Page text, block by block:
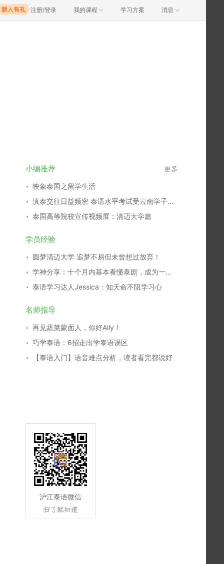
注册/登录 我的课程 学习方案 消息
小编推荐 更多
映象泰国之留学生活
滇泰交往日益频密 泰语水平考试受云南学子热捧
泰国高等院校宣传视频展：清迈大学篇
学员经验
圆梦清迈大学 追梦不易但未曾想过放弃！
学神分享：十个月内基本看懂泰剧，成为一名泰剧翻译，我是这么学习的！
泰语学习达人Jessica：知天命不阻学习心
名师指导
再见蔬菜蒙面人，你好Ally！
巧学泰语：6招走出学泰语误区
【泰语入门】语音难点分析，读者看完都说好
沪江泰语微信